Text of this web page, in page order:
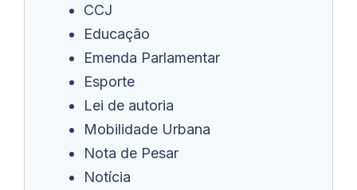
CCJ
Educação
Emenda Parlamentar
Esporte
Lei de autoria
Mobilidade Urbana
Nota de Pesar
Notícia